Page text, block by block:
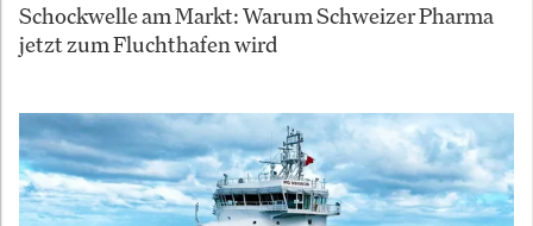
Schockwelle am Markt: Warum Schweizer Pharma
jetzt zum Fluchthafen wird